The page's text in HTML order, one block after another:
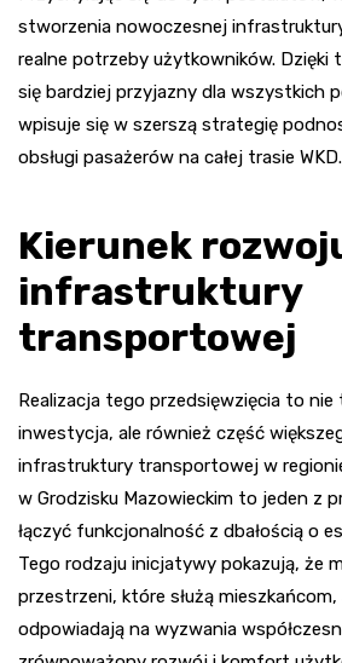
stworzenia nowoczesnej
realne potrzeby użytkowników. Dzięki
się bardziej przyjazny dla wszystkich
wpisuje się w szerszą strategię
obsługi pasażerów na całej trasie WKD.
Kierunek
infrastruktury
transportowej
Realizacja tego przedsięwzięcia to nie
inwestycja, ale również część
infrastruktury transportowej w
w Grodzisku Mazowieckim to jeden z
łączyć funkcjonalność z dbałością o
Tego rodzaju inicjatywy pokazują, że
przestrzeni, które służą
odpowiadają na wyzwania